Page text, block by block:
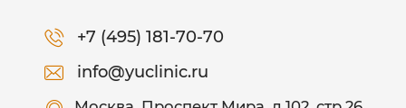
+7 (495) 181-70-70
info@yuclinic.ru